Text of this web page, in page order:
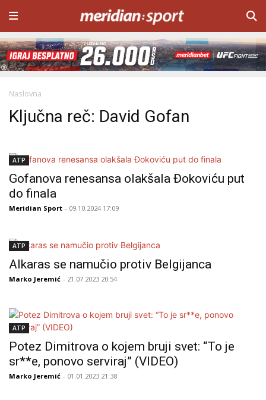
Naslovna
Ključna reč: David Gofan
ATP
Gofanova renesansa olakšala Đokoviću put
do finala
Meridian Sport - 09.10.2024 17:09
ATP
Alkaras se namučio protiv Belgijanca
Marko Jeremić - 21.07.2023 20:54
ATP
Potez Dimitrova o kojem bruji svet: “To je
sr**e, ponovo serviraj” (VIDEO)
Marko Jeremić - 01.01.2023 21:38